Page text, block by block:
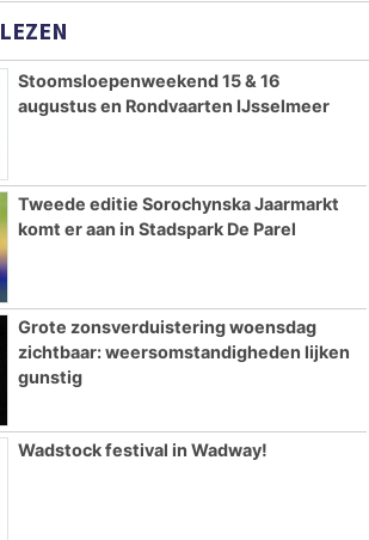
Stoomsloepenweekend 15 & 16
augustus en Rondvaarten IJsselmeer
Tweede editie Sorochynska Jaarmarkt
komt er aan in Stadspark De Parel
Grote zonsverduistering woensdag
zichtbaar: weersomstandigheden lijken
gunstig
Wadstock festival in Wadway!